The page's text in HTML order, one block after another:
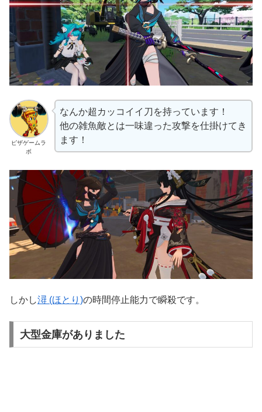
ピザゲームラ
ボ
なんか超カッコイイ刀を持っています！
他の雑魚敵とは一味違った攻撃を仕掛けてき
ます！
しかし潯 (ほとり)の時間停止能力で瞬殺です。
大型金庫がありました